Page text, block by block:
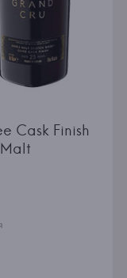
Cask Finish